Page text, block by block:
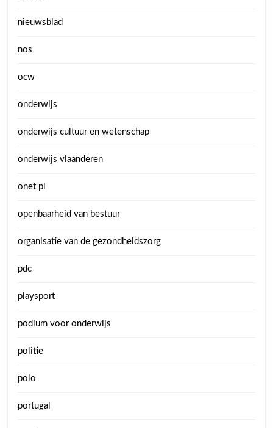
nieuwsblad
nos
ocw
onderwijs
onderwijs cultuur en wetenschap
onderwijs vlaanderen
onet pl
openbaarheid van bestuur
organisatie van de gezondheidszorg
pdc
playsport
podium voor onderwijs
politie
polo
portugal